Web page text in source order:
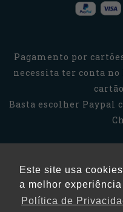
Este site usa
a melhor
Política de
Pagamento por
necessita ter conta no
Basta escolher Paypal